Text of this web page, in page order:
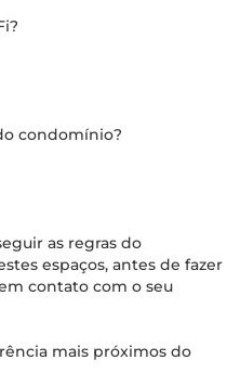
condomínio?
as regras do
espaços, antes de fazer
contato com o seu
mais próximos do